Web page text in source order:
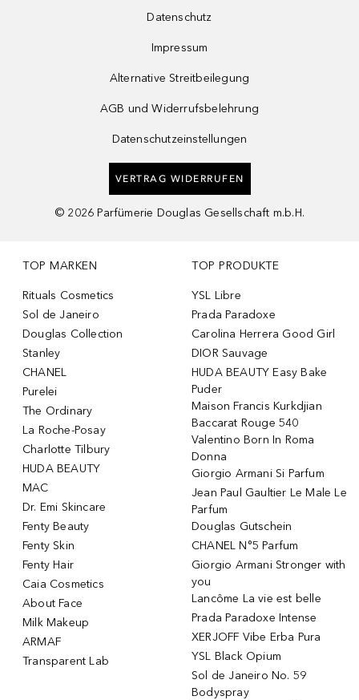
Datenschutz
Impressum
Alternative Streitbeilegung
AGB und Widerrufsbelehrung
Datenschutzeinstellungen
VERTRAG WIDERRUFEN
© 2026 Parfümerie Douglas Gesellschaft m.b.H.
TOP MARKEN
Rituals Cosmetics
Sol de Janeiro
Douglas Collection
Stanley
CHANEL
Purelei
The Ordinary
La Roche-Posay
Charlotte Tilbury
HUDA BEAUTY
MAC
Dr. Emi Skincare
Fenty Beauty
Fenty Skin
Fenty Hair
Caia Cosmetics
About Face
Milk Makeup
ARMAF
Transparent Lab
TOP PRODUKTE
YSL Libre
Prada Paradoxe
Carolina Herrera Good Girl
DIOR Sauvage
HUDA BEAUTY Easy Bake
Puder
Maison Francis Kurkdjian
Baccarat Rouge 540
Valentino Born In Roma
Donna
Giorgio Armani Si Parfum
Jean Paul Gaultier Le Male Le
Parfum
Douglas Gutschein
CHANEL N°5 Parfum
Giorgio Armani Stronger with
you
Lancôme La vie est belle
Prada Paradoxe Intense
XERJOFF Vibe Erba Pura
YSL Black Opium
Sol de Janeiro No. 59
Bodyspray